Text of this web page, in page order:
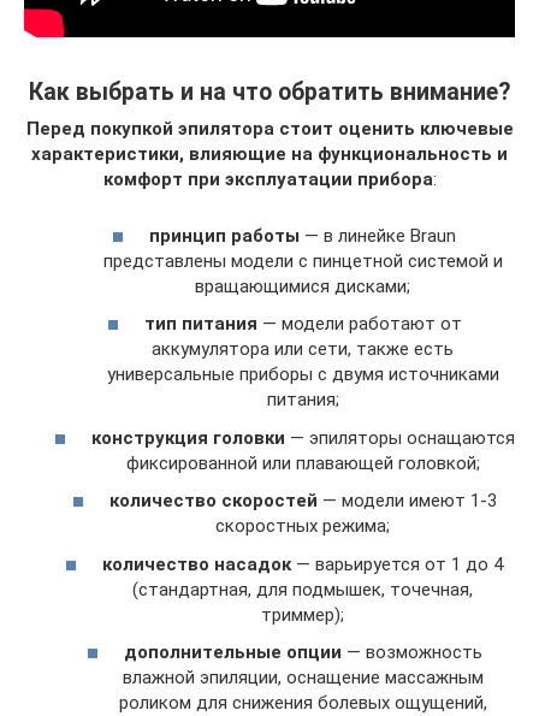
Как выбрать и на что обратить внимание?
Перед покупкой эпилятора стоит оценить ключевые
характеристики, влияющие на функциональность и
комфорт при эксплуатации прибора:
принцип работы — в линейке Braun
представлены модели с пинцетной системой и
вращающимися дисками;
тип питания — модели работают от
аккумулятора или сети, также есть
универсальные приборы с двумя источниками
питания;
конструкция головки — эпиляторы оснащаются
фиксированной или плавающей головкой;
количество скоростей — модели имеют 1-3
скоростных режима;
количество насадок — варьируется от 1 до 4
(стандартная, для подмышек, точечная,
триммер);
дополнительные опции — возможность
влажной эпиляции, оснащение массажным
роликом для снижения болевых ощущений,